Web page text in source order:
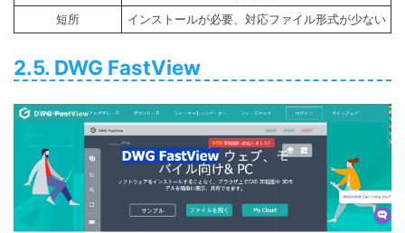
短所
インストールが必要、対応ファイル形式が少ない
2.5. DWG FastView